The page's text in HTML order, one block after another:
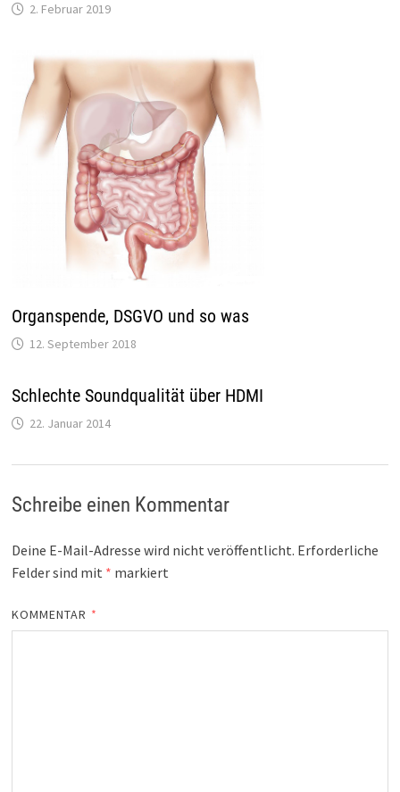
2. Februar 2019
Organspende, DSGVO und so was
12. September 2018
Schlechte Soundqualität über HDMI
22. Januar 2014
Schreibe einen Kommentar
Deine E-Mail-Adresse wird nicht veröffentlicht. Erforderliche
Felder sind mit * markiert
KOMMENTAR *